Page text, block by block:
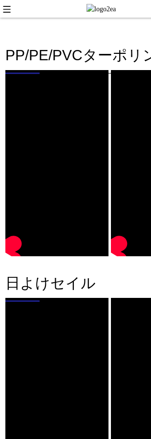
PP/PE/PVCターポリ
日よけセイル